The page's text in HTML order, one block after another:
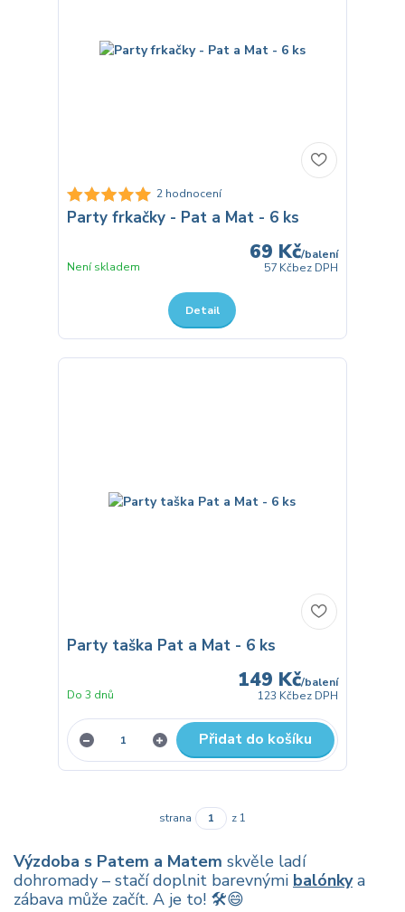
2 hodnocení
Party frkačky - Pat a Mat - 6 ks
69 Kč/balení
57 Kčbez DPH
Není skladem
Detail
Party taška Pat a Mat - 6 ks
149 Kč/balení
123 Kčbez DPH
Do 3 dnů
Přidat do košíku
strana z 1
Výzdoba s Patem a Matem skvěle ladí
dohromady – stačí doplnit barevnými balónkya
zábava může začít. A je to! 🛠️😄